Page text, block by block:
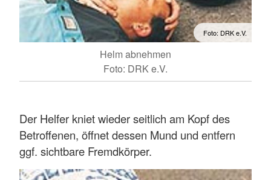
Foto: DRK e.V.
Helm abnehmen
Foto: DRK e.V.
Der Helfer kniet wieder seitlich am Kopf des
Betroffenen, öffnet dessen Mund und entfern
ggf. sichtbare Fremdkörper.